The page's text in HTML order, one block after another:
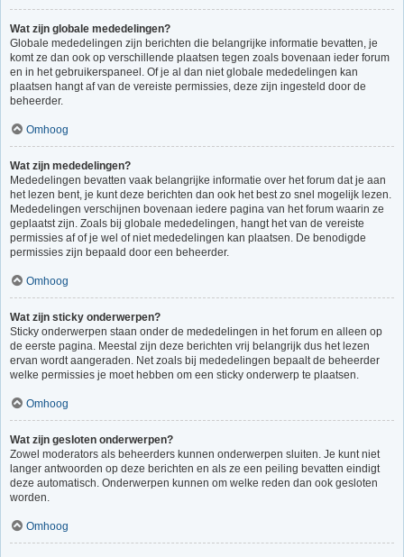
Wat zijn globale mededelingen?
Globale mededelingen zijn berichten die belangrijke informatie bevatten, je
komt ze dan ook op verschillende plaatsen tegen zoals bovenaan ieder forum
en in het gebruikerspaneel. Of je al dan niet globale mededelingen kan
plaatsen hangt af van de vereiste permissies, deze zijn ingesteld door de
beheerder.
Omhoog
Wat zijn mededelingen?
Mededelingen bevatten vaak belangrijke informatie over het forum dat je aan
het lezen bent, je kunt deze berichten dan ook het best zo snel mogelijk lezen.
Mededelingen verschijnen bovenaan iedere pagina van het forum waarin ze
geplaatst zijn. Zoals bij globale mededelingen, hangt het van de vereiste
permissies af of je wel of niet mededelingen kan plaatsen. De benodigde
permissies zijn bepaald door een beheerder.
Omhoog
Wat zijn sticky onderwerpen?
Sticky onderwerpen staan onder de mededelingen in het forum en alleen op
de eerste pagina. Meestal zijn deze berichten vrij belangrijk dus het lezen
ervan wordt aangeraden. Net zoals bij mededelingen bepaalt de beheerder
welke permissies je moet hebben om een sticky onderwerp te plaatsen.
Omhoog
Wat zijn gesloten onderwerpen?
Zowel moderators als beheerders kunnen onderwerpen sluiten. Je kunt niet
langer antwoorden op deze berichten en als ze een peiling bevatten eindigt
deze automatisch. Onderwerpen kunnen om welke reden dan ook gesloten
worden.
Omhoog